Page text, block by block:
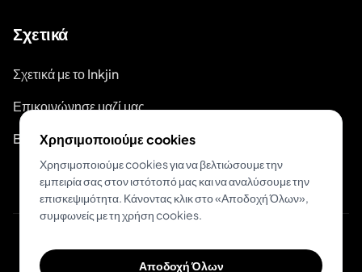
Σχετικά
Σχετικά με το Inkjin
Επικοινώνησε μαζί μας
Branding Kit
© 2026 Inkjin
Χρησιμοποιούμε cookies
Χρησιμοποιούμε cookies για να βελτιώσουμε την
εμπειρία σας στον ιστότοπό μας και να αναλύσουμε την
επισκεψιμότητα. Κάνοντας κλικ στο «Αποδοχή Όλων»,
συμφωνείς με τη χρήση cookies.
Αποδοχή Όλων